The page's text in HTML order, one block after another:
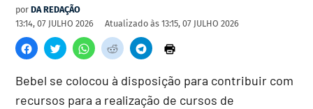
por DA REDAÇÃO
13:14, 07 JULHO 2026
Atualizado às 13:15, 07 JULHO 2026
Bebel se colocou à disposição para contribuir com
recursos para a realização de cursos de